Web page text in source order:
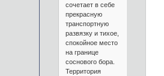
сочетает в себе
прекрасную
транспортную
развязку и тихое,
спокойное место
на границе
соснового бора.
Территория